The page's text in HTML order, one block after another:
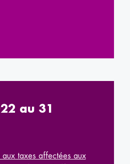
au 31
taxes affectées aux